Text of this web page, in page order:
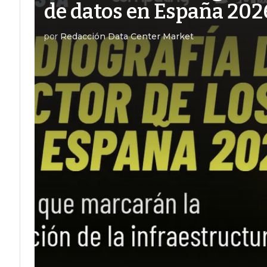
de datos en España
por Redacción Data Center Market